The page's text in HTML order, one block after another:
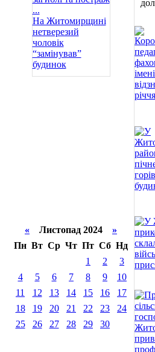
...
На Житомирщині
нетверезий
чоловік
“замінував”
будинок
« Листопад 2024 »
Пн Вт Ср Чт Пт Сб Нд
1
2
3
4
5 6 7 8 9
10
11
12 13 14 15 16
17
18
19 20 21 22 23
24
25
26 27 28 29 30